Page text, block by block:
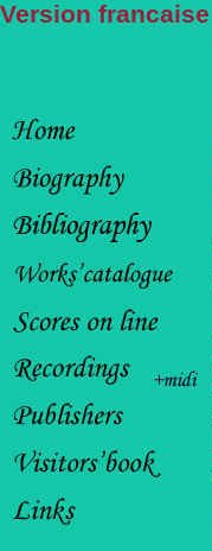
Version francaise